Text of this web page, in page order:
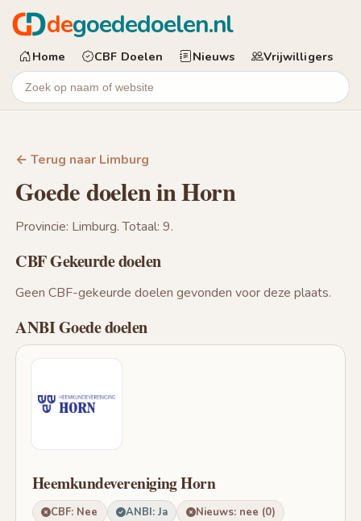
degoededoelen.nl
Home CBF Doelen Nieuws Vrijwilligers
← Terug naar Limburg
Goede doelen in Horn
Provincie: Limburg. Totaal: 9.
CBF Gekeurde doelen
Geen CBF-gekeurde doelen gevonden voor deze plaats.
ANBI Goede doelen
Heemkundevereniging Horn
CBF: Nee ANBI: Ja Nieuws: nee (0)